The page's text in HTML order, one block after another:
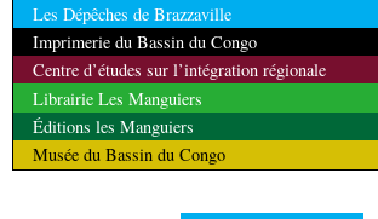
Les Dépêches de Brazzaville
Imprimerie du Bassin du Congo
Centre d’études sur l’intégration régionale
Librairie Les Manguiers
Éditions les Manguiers
Musée du Bassin du Congo